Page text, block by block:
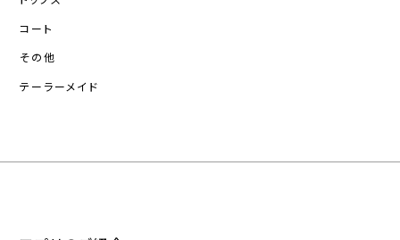
コート
その他
テーラーメイド